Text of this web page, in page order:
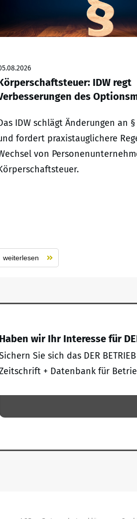
IDW regt
des
IDW schlägt Änderungen an
fordert praxistauglichere
von
weiterlesen
Haben wir Ihr Interesse für
Sie sich das DER
+ Datenbank für